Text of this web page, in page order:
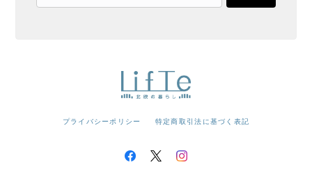
プライバシーポリシー 特定商取引法に基づく表記